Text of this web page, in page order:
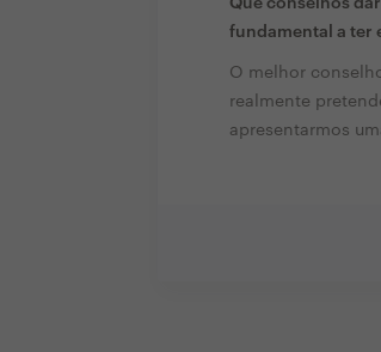
fundamental a ter
O melhor
realmente
apresentarmos